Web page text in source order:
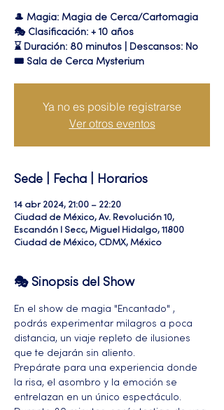
🎩 Magia: Magia de Cerca/Cartomagia
🎭 Clasificación: + 10 años
⌛ Duración: 80 minutos | Descansos: No
🎟 Sala de Cerca Mysterium
Ya no es posible registrarse
Ver otros eventos
Sede | Fecha | Horarios
14 abr 2024, 21:00 – 22:20
Ciudad de México, Av. Revolución 10,
Escandón I Secc, Miguel Hidalgo, 11800
Ciudad de México, CDMX, México
🎭 Sinopsis del Show
En el show de magia "Encantado" ,
podrás experimentar milagros a poca
distancia, un viaje repleto de ilusiones
que te dejarán sin aliento.
Prepárate para una experiencia donde
la risa, el asombro y la emoción se
entrelazan en un único espectáculo.